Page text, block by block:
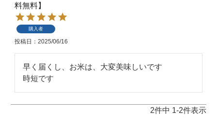
料無料】
購入者
投稿日 2025/06/16
早く届くし、お米は、大変美味しいです
時短です
2件中 1-2件表示